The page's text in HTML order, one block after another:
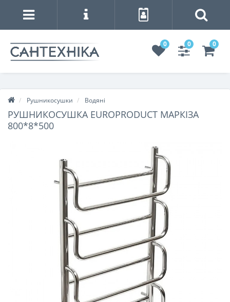
0 0 0
Рушникосушки Водяні
РУШНИКОСУШКА EUROPRODUCT МАРКІЗА
800*8*500